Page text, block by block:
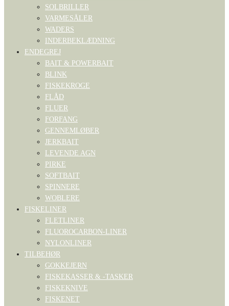
SOLBRILLER
VARMESÅLER
WADERS
INDERBEKLÆDNING
ENDEGREJ
BAIT & POWERBAIT
BLINK
FISKEKROGE
FLÅD
FLUER
FORFANG
GENNEMLØBER
JERKBAIT
LEVENDE AGN
PIRKE
SOFTBAIT
SPINNERE
WOBLERE
FISKELINER
FLETLINER
FLUOROCARBON-LINER
NYLONLINER
TILBEHØR
GOKKEJERN
FISKEKASSER & -TASKER
FISKEKNIVE
FISKENET